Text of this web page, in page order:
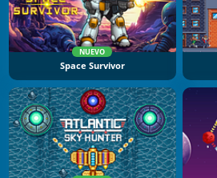
NUEVO
Space Survivor